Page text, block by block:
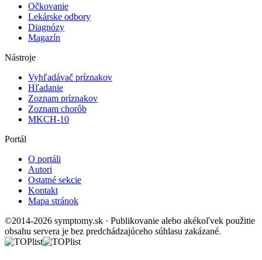
Očkovanie
Lekárske odbory
Diagnózy
Magazín
Nástroje
Vyhľadávač príznakov
Hľadanie
Zoznam príznakov
Zoznam chorôb
MKCH-10
Portál
O portáli
Autori
Ostatné sekcie
Kontakt
Mapa stránok
©2014-2026 symptomy.sk · Publikovanie alebo akékoľvek použitie
obsahu servera je bez predchádzajúceho súhlasu zakázané.